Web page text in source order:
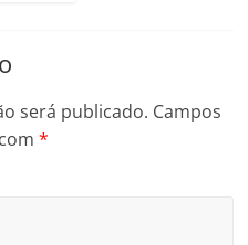
será publicado. Campos
*